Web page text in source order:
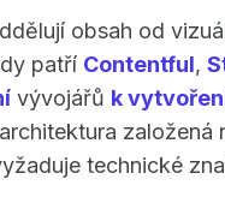
obsah od
patří Contentful,
vývojářů k
technické